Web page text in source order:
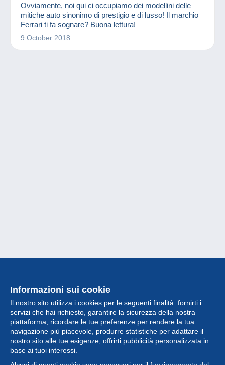
Ovviamente, noi qui ci occupiamo dei modellini delle
mitiche auto sinonimo di prestigio e di lusso! Il marchio
Ferrari ti fa sognare? Buona lettura!
9 October 2018
Informazioni sui cookie
Il nostro sito utilizza i cookies per le seguenti finalità: fornirti i
servizi che hai richiesto, garantire la sicurezza della nostra
piattaforma, ricordare le tue preferenze per rendere la tua
navigazione più piacevole, produrre statistiche per adattare il
nostro sito alle tue esigenze, offrirti pubblicità personalizzata in
base ai tuoi interessi.
Collezione